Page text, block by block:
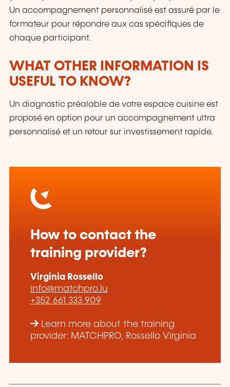
Un accompagnement personnalisé est assuré par le
formateur pour répondre aux cas spécifiques de
chaque participant.
WHAT OTHER INFORMATION IS
USEFUL TO KNOW?
Un diagnostic préalable de votre espace cuisine est
proposé en option pour un accompagnement ultra
personnalisé et un retour sur investissement rapide.
How to contact the
training provider?
Virginia Rossello
info@matchpro.lu
+352 661 333 909
Learn more about the training
provider: MATCHPRO, Rossello Virginia